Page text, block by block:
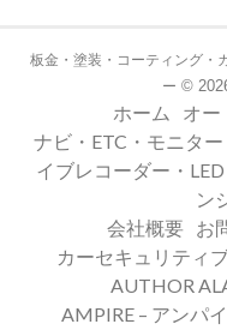
板金・塗装・コーティング・
ー ©
ホーム オー
ナビ・ETC・モニタ
イブレコーダー・
ン
会社概要 お
カーセキュリティ
AUTHOR
AMPIRE – アンパ